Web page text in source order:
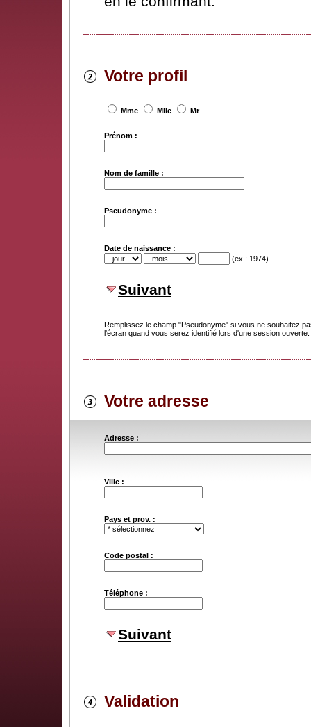
Votre profil
Mme Mlle Mr
Prénom :
Nom de famille :
Pseudonyme :
Date de naissance :
(ex : 1974)
Suivant
Remplissez le champ "Pseudonyme" si vous ne souhaitez
l'écran quand vous serez identifié lors d'une session ouverte.
Votre adresse
Adresse :
Ville :
Pays et prov. :
Code postal :
Téléphone :
Suivant
Validation